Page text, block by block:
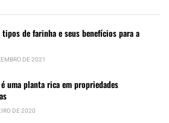
tipos de farinha e seus benefícios para a
DE 2021
uma planta rica em propriedades
DE 2020